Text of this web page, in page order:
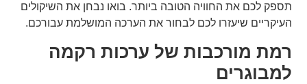
תספק לכם את החוויה הטובה ביותר. בואו נבחן את השיקולים
העיקריים שיעזרו לכם לבחור את הערכה המושלמת עבורכם.
רמת מורכבות של ערכות רקמה
למבוגרים